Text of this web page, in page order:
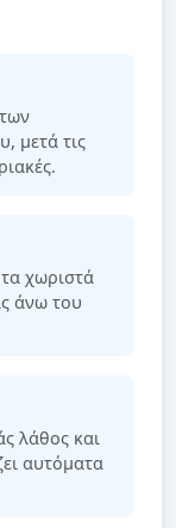
μετά τις
χωριστά
άνω του
λάθος και
αυτόματα